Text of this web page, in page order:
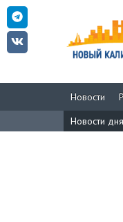
Новости
Новости дня